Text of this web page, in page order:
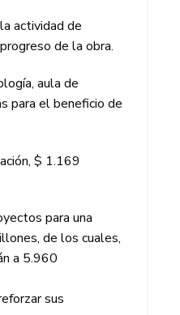
actividad de
de la obra.
aula de
para el beneficio de
$ 1.169
para una
de los cuales,
a 5.960
sus